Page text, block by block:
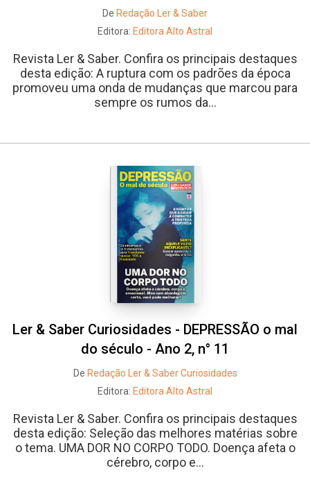
De Redação Ler & Saber
Editora: Editora Alto Astral
Revista Ler & Saber. Confira os principais destaques
desta edição: A ruptura com os padrões da época
promoveu uma onda de mudanças que marcou para
sempre os rumos da...
Ler & Saber Curiosidades - DEPRESSÃO o mal
do século - Ano 2, n° 11
De Redação Ler & Saber Curiosidades
Editora: Editora Alto Astral
Revista Ler & Saber. Confira os principais destaques
desta edição: Seleção das melhores matérias sobre
o tema. UMA DOR NO CORPO TODO. Doença afeta o
cérebro, corpo e...